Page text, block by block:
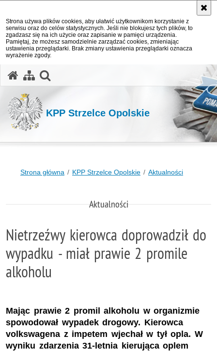
Strona używa plików cookies, aby ułatwić użytkownikom korzystanie z
serwisu oraz do celów statystycznych. Jeśli nie blokujesz tych plików, to
zgadzasz się na ich użycie oraz zapisanie w pamięci urządzenia.
Pamiętaj, że możesz samodzielnie zarządzać cookies, zmieniając
ustawienia przeglądarki. Brak zmiany ustawienia przeglądarki oznacza
wyrażenie zgody.
KPP Strzelce Opolskie
Strona główna KPP Strzelce Opolskie Aktualności
Aktualności
Nietrzeźwy kierowca doprowadził do
wypadku - miał prawie 2 promile
alkoholu
Mając prawie 2 promil alkoholu w organizmie
spowodował wypadek drogowy. Kierowca
volkswagena z impetem wjechał w tył opla. W
wyniku zdarzenia 31-letnia kierująca oplem